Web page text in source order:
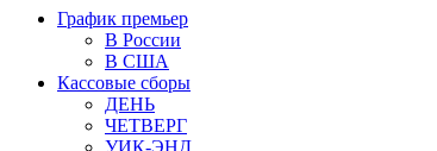
График премьер
В России
В США
Кассовые сборы
ДЕНЬ
ЧЕТВЕРГ
УИК-ЭНД